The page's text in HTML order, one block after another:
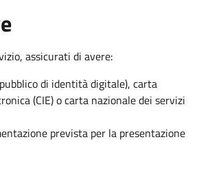
assicurati di avere:
di identità digitale), carta
(CIE) o carta nazionale dei servizi
prevista per la presentazione